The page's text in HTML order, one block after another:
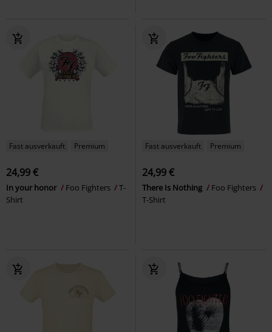
Fast ausverkauft Premium
24,99 €
In your honor Foo Fighters
T-
Shirt
Fast ausverkauft Premium
24,99 €
There Is Nothing
Foo Fighters
T-Shirt